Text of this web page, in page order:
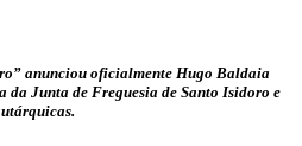
anunciou oficialmente Hugo Baldaia
da Junta de Freguesia de Santo Isidoro e